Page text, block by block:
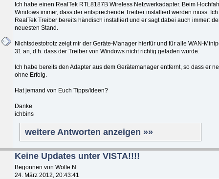
Ich habe einen RealTek RTL8187B Wireless Netzwerkadapter. Beim
Windows immer, dass der entsprechende Treiber installiert werden muss.
RealTek Treiber bereits händisch installiert und er sagt dabei auch immer:
neuesten Stand.
Nichtsdestotrotz zeigt mir der Geräte-Manager hierfür und für alle WAN-
31 an, d.h. dass der Treiber von Windows nicht richtig geladen wurde.
Ich habe bereits den Adapter aus dem Gerätemanager entfernt, so dass er
ohne Erfolg.
Hat jemand von Euch Tipps/Ideen?
Danke
ichbins
weitere Antworten anzeigen »»
Keine Updates unter VISTA!!!!
Begonnen von Wolle N
24. März 2012, 20:43:41